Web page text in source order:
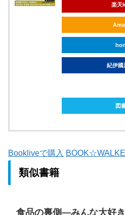
楽天
紀伊國
図
Bookliveで購入
類似書籍
食品の裏側―みんな大好